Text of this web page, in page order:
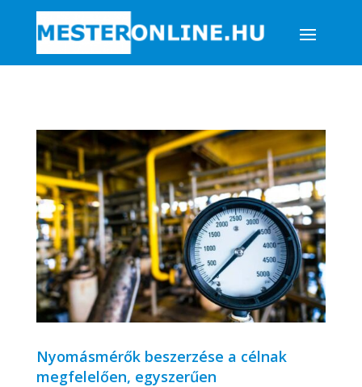
Nyomásmérők beszerzése a célnak
megfelelően, egyszerűen